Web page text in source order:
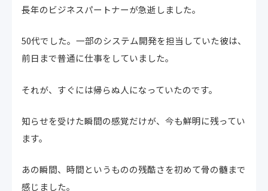
長年のビジネスパートナーが急逝しました。
50代でした。一部のシステム開発を担当していた彼は、
前日まで普通に仕事をしていました。
それが、すぐには帰らぬ人になっていたのです。
知らせを受けた瞬間の感覚だけが、今も鮮明に残ってい
ます。
あの瞬間、時間というものの残酷さを初めて骨の髄まで
感じました。